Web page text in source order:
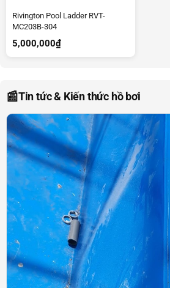
Rivington Pool Ladder RVT-
MC203B-304
5,000,000₫
📰Tin tức & Kiến thức hồ bơi